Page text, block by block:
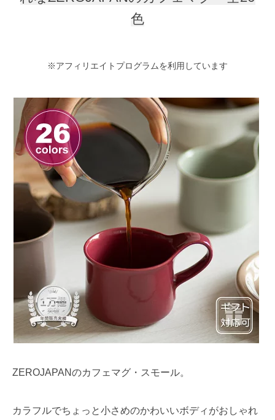
おすすめ20選
色
※アフィリエイトプログラムを利用しています
ZEROJAPANのカフェマグ・スモール。
カラフルでちょっと小さめのかわいいボディがおしゃれ